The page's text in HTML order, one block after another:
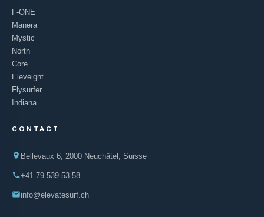
F-ONE
Manera
Mystic
North
Core
Eleveight
Flysurfer
Indiana
CONTACT
Bellevaux 6, 2000 Neuchâtel, Suisse
+41 79 539 53 58
info@elevatesurf.ch